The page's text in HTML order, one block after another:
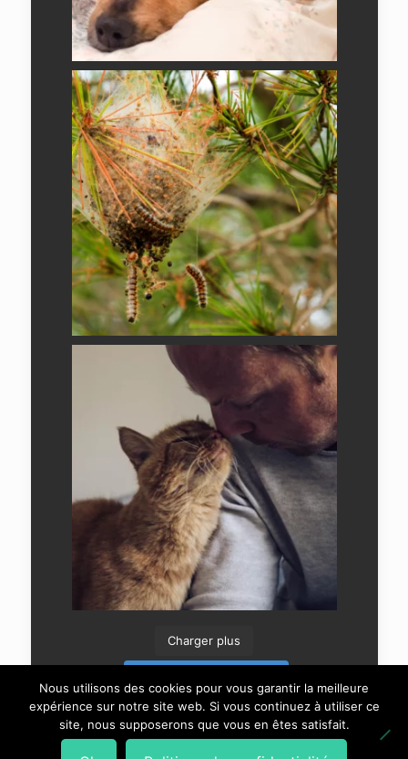
Charger plus
Nous utilisons des cookies pour vous garantir la meilleure
expérience sur notre site web. Si vous continuez à utiliser ce
site, nous supposerons que vous en êtes satisfait.